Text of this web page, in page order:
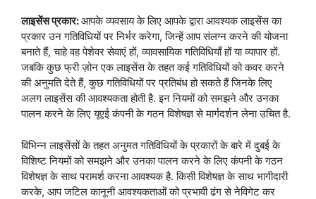
लाइसेंस प्रकार:आपके व्यवसाय के लिए आपके द्वारा आवश्यक लाइसेंस का
प्रकार उन गतिविधियों पर निर्भर करेगा, जिन्हें आप संलग्न करने की योजना
बनाते हैं, चाहे वह पेशेवर सेवाएं हों, व्यावसायिक गतिविधियाँ हों या व्यापार हों.
जबकि कुछ फ्री ज़ोन एक लाइसेंस के तहत कई गतिविधियों को कवर करने
की अनुमति देते हैं, कुछ गतिविधियों पर प्रतिबंध हो सकते हैं जिनके लिए
अलग लाइसेंस की आवश्यकता होती है. इन नियमों को समझने और उनका
पालन करने के लिए यूएई कंपनी के गठन विशेषज्ञ से मार्गदर्शन लेना उचित है.
विभिन्न लाइसेंसों के तहत अनुमत गतिविधियों के प्रकारों के बारे में दुबई के
विशिष्ट नियमों को समझने और उनका पालन करने के लिए कंपनी के गठन
विशेषज्ञ के साथ परामर्श करना आवश्यक है. किसी विशेषज्ञ के साथ भागीदारी
करके, आप जटिल कानूनी आवश्यकताओं को प्रभावी ढंग से नेविगेट कर